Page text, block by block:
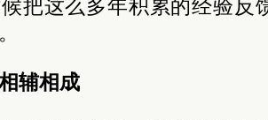
把这么多年积累的经验反
辅相成